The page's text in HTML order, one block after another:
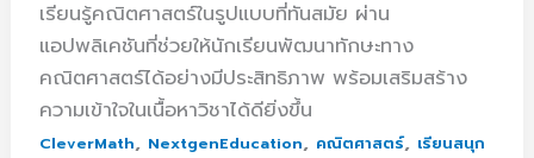
เรียนรู้คณิตศาสตร์ในรูปแบบที่ทันสมัย ผ่าน
แอปพลิเคชันที่ช่วยให้นักเรียนพัฒนาทักษะทาง
คณิตศาสตร์ได้อย่างมีประสิทธิภาพ พร้อมเสริมสร้าง
ความเข้าใจในเนื้อหาวิชาได้ดียิ่งขึ้น
CleverMath, NextgenEducation, คณิตศาสตร์, เรียนสนุก